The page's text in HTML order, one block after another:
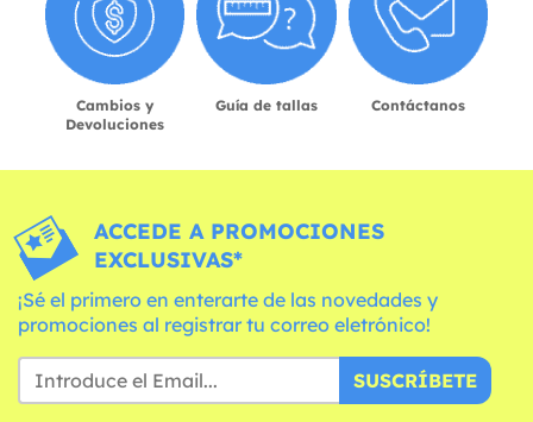
Cambios y
Devoluciones
Guía de tallas Contáctanos
ACCEDE A PROMOCIONES
EXCLUSIVAS*
¡Sé el primero en enterarte de las novedades y
promociones al registrar tu correo eletrónico!
SUSCRÍBETE